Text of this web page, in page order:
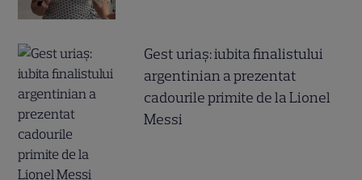
Gest uriaș: iubita finalistului
argentinian a prezentat
cadourile primite de la Lionel
Messi